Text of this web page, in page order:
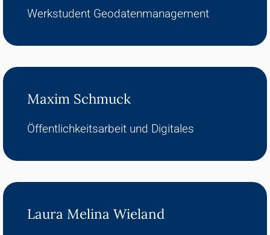
Werkstudent Geodatenmanagement
Maxim Schmuck
Öffentlichkeitsarbeit und Digitales
Laura Melina Wieland